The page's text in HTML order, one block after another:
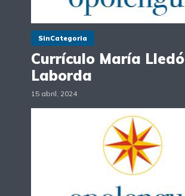
SinCategoria
Currículo María Lledó
Laborda
15 abril, 2024